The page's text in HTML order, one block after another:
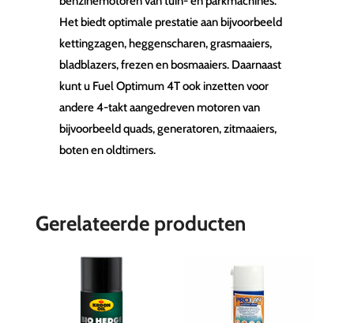
Het biedt optimale prestatie aan bijvoorbeeld
kettingzagen, heggenscharen, grasmaaiers,
bladblazers, frezen en bosmaaiers. Daarnaast
kunt u Fuel Optimum 4T ook inzetten voor
andere 4-takt aangedreven motoren van
bijvoorbeeld quads, generatoren, zitmaaiers,
boten en oldtimers.
Gerelateerde producten